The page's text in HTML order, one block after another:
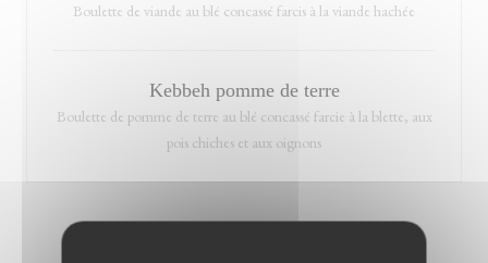
Boulette de viande au blé concassé farcis à la viande hachée
Kebbeh pomme de terre
Boulette de pomme de terre au blé concassé farcie à la blette, aux
pois chiches et aux oignons